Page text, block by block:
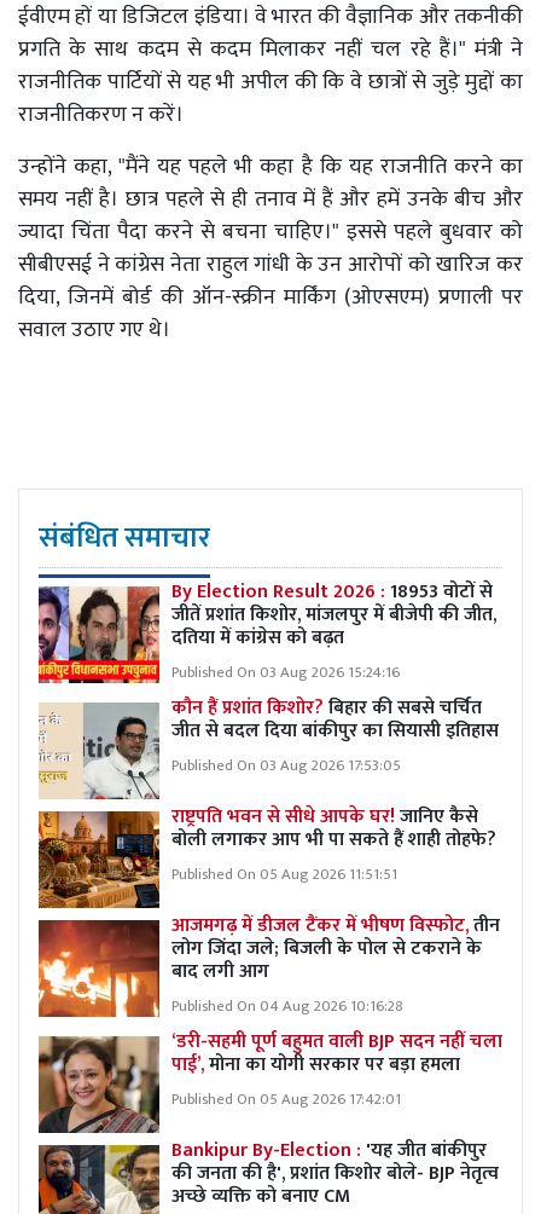
ईवीएम हों या डिजिटल इंडिया। वे भारत की वैज्ञानिक और तकनीकी
प्रगति के साथ कदम से कदम मिलाकर नहीं चल रहे हैं।" मंत्री ने
राजनीतिक पार्टियों से यह भी अपील की कि वे छात्रों से जुड़े मुद्दों का
राजनीतिकरण न करें।
उन्होंने कहा, "मैंने यह पहले भी कहा है कि यह राजनीति करने का
समय नहीं है। छात्र पहले से ही तनाव में हैं और हमें उनके बीच और
ज्यादा चिंता पैदा करने से बचना चाहिए।" इससे पहले बुधवार को
सीबीएसई ने कांग्रेस नेता राहुल गांधी के उन आरोपों को खारिज कर
दिया, जिनमें बोर्ड की ऑन-स्क्रीन मार्किंग (ओएसएम) प्रणाली पर
सवाल उठाए गए थे।
संबंधित समाचार
By Election Result 2026 :18953 वोटों से
जीतें प्रशांत किशोर, मांजलपुर में बीजेपी की जीत,
दतिया में कांग्रेस को बढ़त
Published On 03 Aug 2026 15:24:16
कौन हैं प्रशांत किशोर?बिहार की सबसे चर्चित
जीत से बदल दिया बांकीपुर का सियासी इतिहास
Published On 03 Aug 2026 17:53:05
राष्ट्रपति भवन से सीधे आपके घर!जानिए कैसे
बोली लगाकर आप भी पा सकते हैं शाही तोहफे?
Published On 05 Aug 2026 11:51:51
आजमगढ़ में डीजल टैंकर में भीषण विस्फोट,तीन
लोग जिंदा जले; बिजली के पोल से टकराने के
बाद लगी आग
Published On 04 Aug 2026 10:16:28
‘डरी-सहमी पूर्ण बहुमत वाली BJP सदन नहीं चला
पाई’,मोना का योगी सरकार पर बड़ा हमला
Published On 05 Aug 2026 17:42:01
Bankipur By-Election : 'यह जीत बांकीपुर
की जनता की है', प्रशांत किशोर बोले- BJP नेतृत्व
अच्छे व्यक्ति को बनाए CM